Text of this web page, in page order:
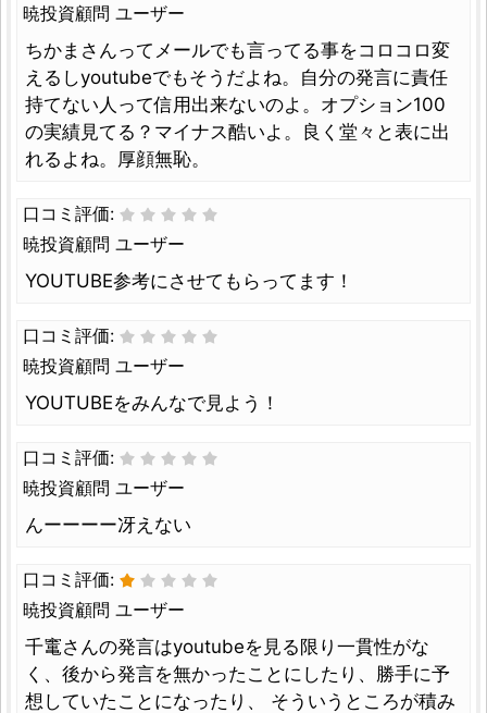
暁投資顧問 ユーザー
ちかまさんってメールでも言ってる事をコロコロ変
えるしyoutubeでもそうだよね。自分の発言に責任
持てない人って信用出来ないのよ。オプション100
の実績見てる？マイナス酷いよ。良く堂々と表に出
れるよね。厚顔無恥。
口コミ評価:
暁投資顧問 ユーザー
YOUTUBE参考にさせてもらってます！
口コミ評価:
暁投資顧問 ユーザー
YOUTUBEをみんなで見よう！
口コミ評価:
暁投資顧問 ユーザー
んーーーー冴えない
口コミ評価:
暁投資顧問 ユーザー
千竃さんの発言はyoutubeを見る限り一貫性がな
く、後から発言を無かったことにしたり、勝手に予
想していたことになったり、 そういうところが積み